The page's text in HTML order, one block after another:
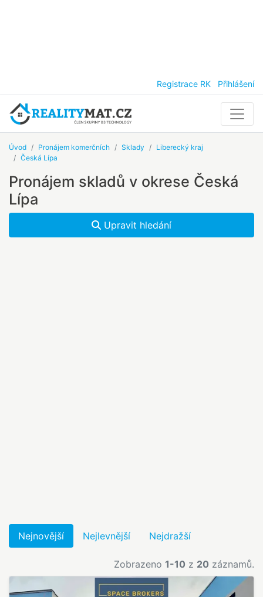
Registrace RK Přihlášení
Úvod Pronájem komerčních Sklady
Liberecký kraj
Česká Lípa
Pronájem skladů v okrese Česká
Lípa
Upravit hledání
Nejnovější Nejlevnější Nejdražší
Zobrazeno 1-10 z 20 záznamů.